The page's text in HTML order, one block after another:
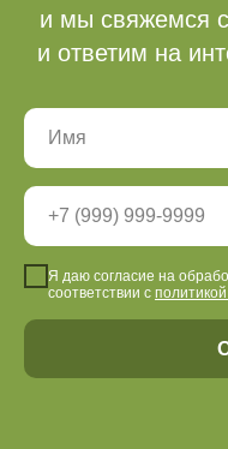
и мы свяжемся
и ответим на
Я даю согласие на
соответствии с